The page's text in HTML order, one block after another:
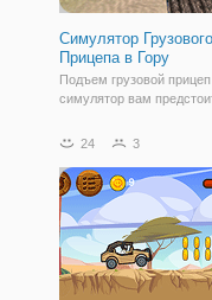
Симулятор Грузового
Прицепа в Гору
Подъем грузовой прицеп
симулятор вам
вы вести грузовик?
назначения. Доставьте
бревнам и прикрепите
грузовику, а
24 3